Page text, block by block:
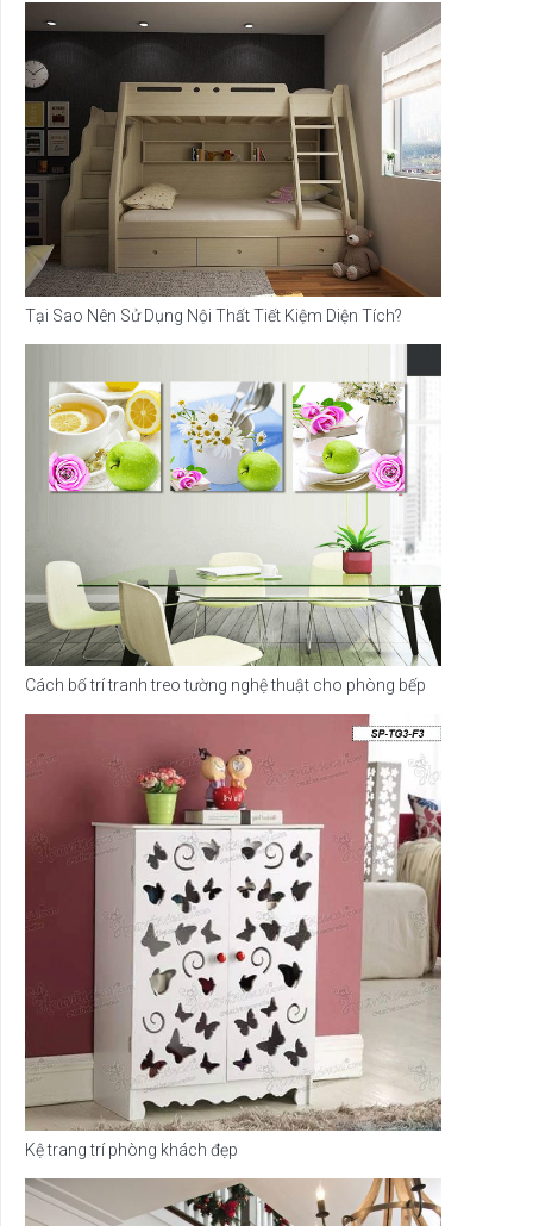
Tại Sao Nên Sử Dụng Nội Thất Tiết Kiệm Diện Tích?
Cách bố trí tranh treo tường nghệ thuật cho phòng bếp
Kệ trang trí phòng khách đẹp